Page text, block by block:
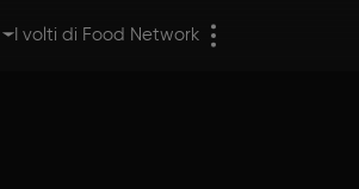
I volti di Food Network